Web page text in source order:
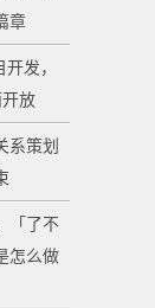
章
发，
放
系策划
「了不
怎么做